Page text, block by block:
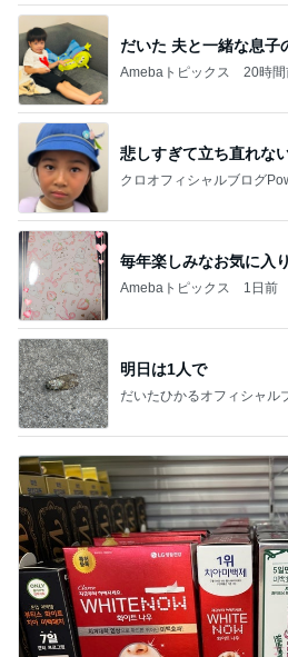
だいた 夫と一緒な息子
Amebaトピックス 20時間
悲しすぎて立ち直れない
クロオフィシャルブログ
毎年楽しみなお気に入
Amebaトピックス 1日前
明日は1人で
だいたひかるオフィシャル